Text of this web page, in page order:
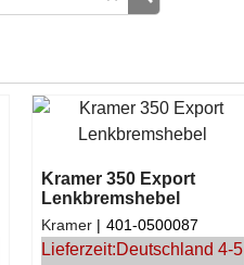
Kramer 350 Export
Lenkbremshebel
Kramer 401-0500087
Lieferzeit:Deutschland 4-5